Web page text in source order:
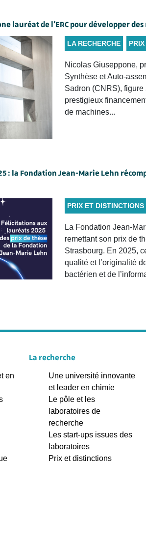
lauréat de l’ERC pour développer
LA RECHERCHE
Nicolas Giuseppone,
Synthèse et Auto-
Sadron (CNRS),
prestigieux
de machines...
: la Fondation Jean-Marie Lehn
PRIX ET DISTINCTIONS
La Fondation Jean-
remettant son prix de
Strasbourg. En 2025,
qualité et l’originalité
bactérien et de
en
La recherche
Une université innovante
et leader en chimie
Le pôle et les
laboratoires de
recherche
Les start-ups issues des
laboratoires
Prix et distinctions